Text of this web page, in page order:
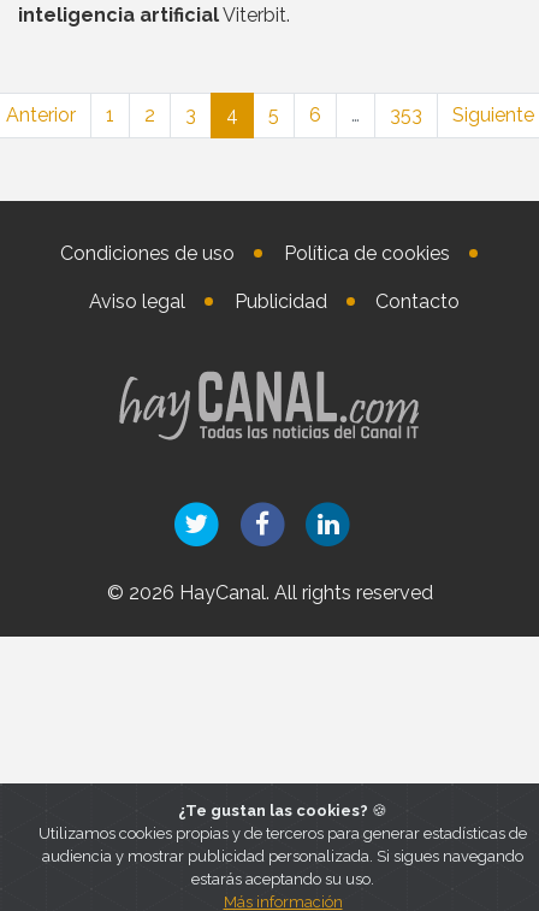
inteligencia artificialViterbit.
Anterior 1 2 3 4 5 6 … 353 Siguiente
Condiciones de uso Política de cookies
Aviso legal Publicidad Contacto
© 2026 HayCanal. All rights reserved
¿Te gustan las cookies? 🍪
Utilizamos cookies propias y de terceros para generar estadísticas de
audiencia y mostrar publicidad personalizada. Si sigues navegando
estarás aceptando su uso.
Más información